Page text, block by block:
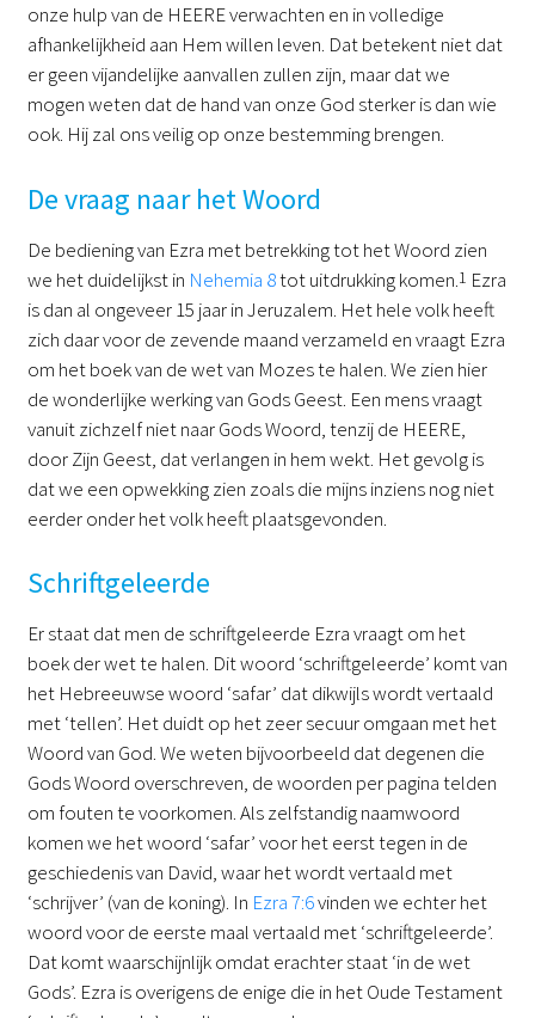
onze hulp van de HEERE verwachten en in volledige
afhankelijkheid aan Hem willen leven. Dat betekent niet dat
er geen vijandelijke aanvallen zullen zijn, maar dat we
mogen weten dat de hand van onze God sterker is dan wie
ook. Hij zal ons veilig op onze bestemming brengen.
De vraag naar het Woord
De bediening van Ezra met betrekking tot het Woord zien
we het duidelijkst in Nehemia 8tot uitdrukking komen.1 Ezra
is dan al ongeveer 15 jaar in Jeruzalem. Het hele volk heeft
zich daar voor de zevende maand verzameld en vraagt Ezra
om het boek van de wet van Mozes te halen. We zien hier
de wonderlijke werking van Gods Geest. Een mens vraagt
vanuit zichzelf niet naar Gods Woord, tenzij de HEERE,
door Zijn Geest, dat verlangen in hem wekt. Het gevolg is
dat we een opwekking zien zoals die mijns inziens nog niet
eerder onder het volk heeft plaatsgevonden.
Schriftgeleerde
Er staat dat men de schriftgeleerde Ezra vraagt om het
boek der wet te halen. Dit woord ‘schriftgeleerde’ komt van
het Hebreeuwse woord ‘safar’ dat dikwijls wordt vertaald
met ‘tellen’. Het duidt op het zeer secuur omgaan met het
Woord van God. We weten bijvoorbeeld dat degenen die
Gods Woord overschreven, de woorden per pagina telden
om fouten te voorkomen. Als zelfstandig naamwoord
komen we het woord ‘safar’ voor het eerst tegen in de
geschiedenis van David, waar het wordt vertaald met
‘schrijver’ (van de koning). In Ezra 7:6vinden we echter het
woord voor de eerste maal vertaald met ‘schriftgeleerde’.
Dat komt waarschijnlijk omdat erachter staat ‘in de wet
Gods’. Ezra is overigens de enige die in het Oude Testament